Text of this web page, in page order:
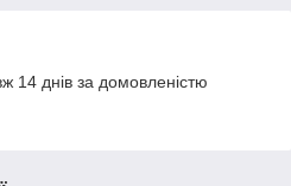
14 днів за домовленістю